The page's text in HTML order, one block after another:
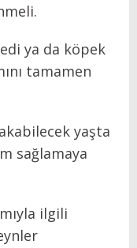
ya da köpek
tamamen
yaşta
sağlamaya
ilgili